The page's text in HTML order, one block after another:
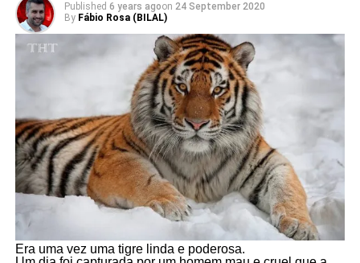
Published 6 years agoon 24 September 2020
By Fábio Rosa (BILAL)
Era uma vez uma tigre linda e poderosa.